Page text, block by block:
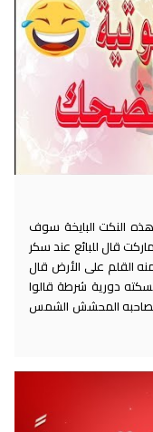
النكت البايخة سوف
قال للبائع عند سكر
القلم على الأرض قال
دورية شرطة قالوا
لصاحبه المحشش الشمس